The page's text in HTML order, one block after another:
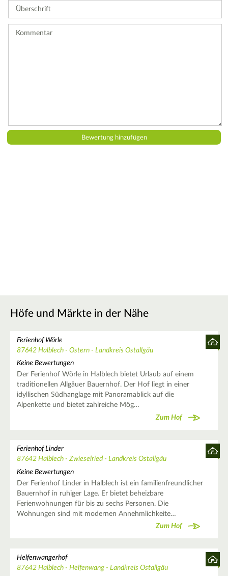
eine
Höfe und Märkte in der Nähe
Ferienhof Wörle
87642 Halblech - Ostern - Landkreis Ostallgäu
Keine Bewertungen
Der Ferienhof Wörle in Halblech bietet Urlaub auf einem
traditionellen Allgäuer Bauernhof. Der Hof liegt in einer
idyllischen Südhanglage mit Panoramablick auf die
Alpenkette und bietet zahlreiche Mög…
Zum Hof
Ferienhof Linder
87642 Halblech - Zwieselried - Landkreis Ostallgäu
Keine Bewertungen
Der Ferienhof Linder in Halblech ist ein familienfreundlicher
Bauernhof in ruhiger Lage. Er bietet beheizbare
Ferienwohnungen für bis zu sechs Personen. Die
Wohnungen sind mit modernen Annehmlichkeite…
Zum Hof
Helfenwangerhof
87642 Halblech - Helfenwang - Landkreis Ostallgäu